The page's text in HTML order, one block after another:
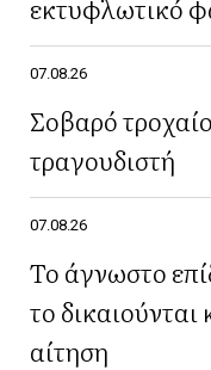
07.08.26
Σοβαρό
τραγουδιστή
07.08.26
Το άγνωστο
το
αίτηση